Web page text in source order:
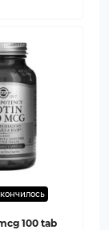
кончилось
100 tab